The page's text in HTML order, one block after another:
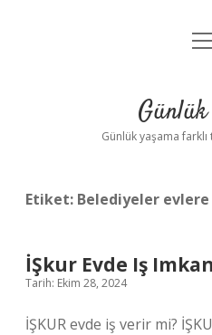
Yasal
Günlük yaşama
Etiket: Belediyeler
İŞkur Evde Iş
Tarih: Ekim 28, 2024
İŞKUR evde iş verir mi?